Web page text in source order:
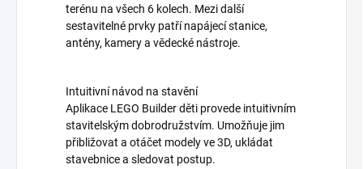
terénu na všech 6 kolech. Mezi další
sestavitelné prvky patří napájecí stanice,
antény, kamery a vědecké nástroje.
Intuitivní návod na stavění
Aplikace LEGO Builder děti provede intuitivním
stavitelským dobrodružstvím. Umožňuje jim
přibližovat a otáčet modely ve 3D, ukládat
stavebnice a sledovat postup.